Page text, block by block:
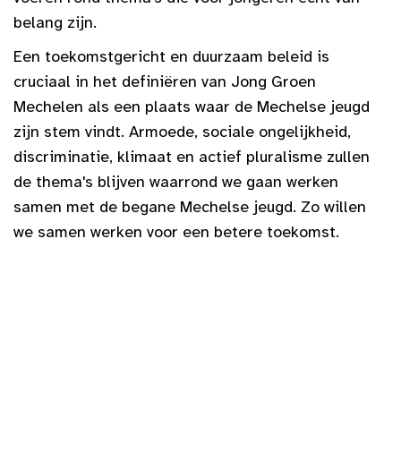
belang zijn.
Een toekomstgericht en duurzaam beleid is
cruciaal in het definiëren van Jong Groen
Mechelen als een plaats waar de Mechelse jeugd
zijn stem vindt. Armoede, sociale ongelijkheid,
discriminatie, klimaat en actief pluralisme zullen
de thema's blijven waarrond we gaan werken
samen met de begane Mechelse jeugd. Zo willen
we samen werken voor een betere toekomst.